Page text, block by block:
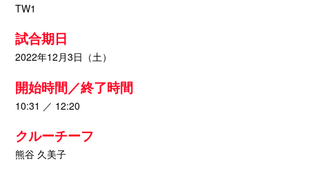
TW1
試合期日
2022年12月3日（土）
開始時間／終了時間
10:31 ／ 12:20
クルーチーフ
熊谷 久美子